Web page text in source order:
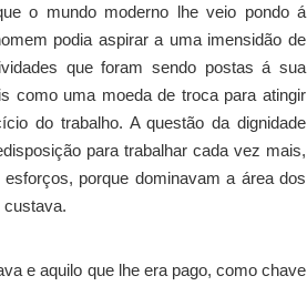
o mundo moderno lhe veio pondo á
podia aspirar a uma imensidão de
que foram sendo postas á sua
como uma moeda de troca para atingir
do trabalho. A questão da dignidade
para trabalhar cada vez mais,
porque dominavam a área dos
custava.
e aquilo que lhe era pago, como chave